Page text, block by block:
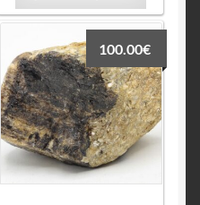
100.00€